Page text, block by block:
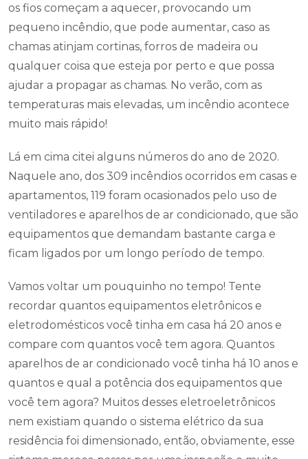
os fios começam a aquecer, provocando um
pequeno incêndio, que pode aumentar, caso as
chamas atinjam cortinas, forros de madeira ou
qualquer coisa que esteja por perto e que possa
ajudar a propagar as chamas. No verão, com as
temperaturas mais elevadas, um incêndio acontece
muito mais rápido!
Lá em cima citei alguns números do ano de 2020.
Naquele ano, dos 309 incêndios ocorridos em casas e
apartamentos, 119 foram ocasionados pelo uso de
ventiladores e aparelhos de ar condicionado, que são
equipamentos que demandam bastante carga e
ficam ligados por um longo período de tempo.
Vamos voltar um pouquinho no tempo! Tente
recordar quantos equipamentos eletrônicos e
eletrodomésticos você tinha em casa há 20 anos e
compare com quantos você tem agora. Quantos
aparelhos de ar condicionado você tinha há 10 anos e
quantos e qual a potência dos equipamentos que
você tem agora? Muitos desses eletroeletrônicos
nem existiam quando o sistema elétrico da sua
residência foi dimensionado, então, obviamente, esse